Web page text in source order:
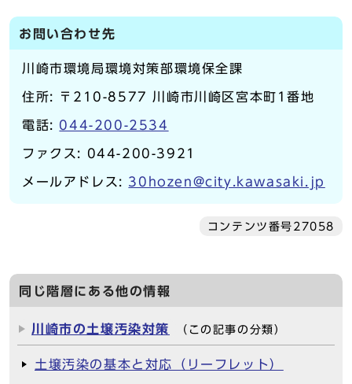
お問い合わせ先
川崎市環境局環境対策部環境保全課
住所: 〒210-8577 川崎市川崎区宮本町1番地
電話: 044-200-2534
ファクス: 044-200-3921
メールアドレス: 30hozen@city.kawasaki.jp
コンテンツ番号27058
同じ階層にある他の情報
川崎市の土壌汚染対策 （この記事の分類）
土壌汚染の基本と対応（リーフレット）